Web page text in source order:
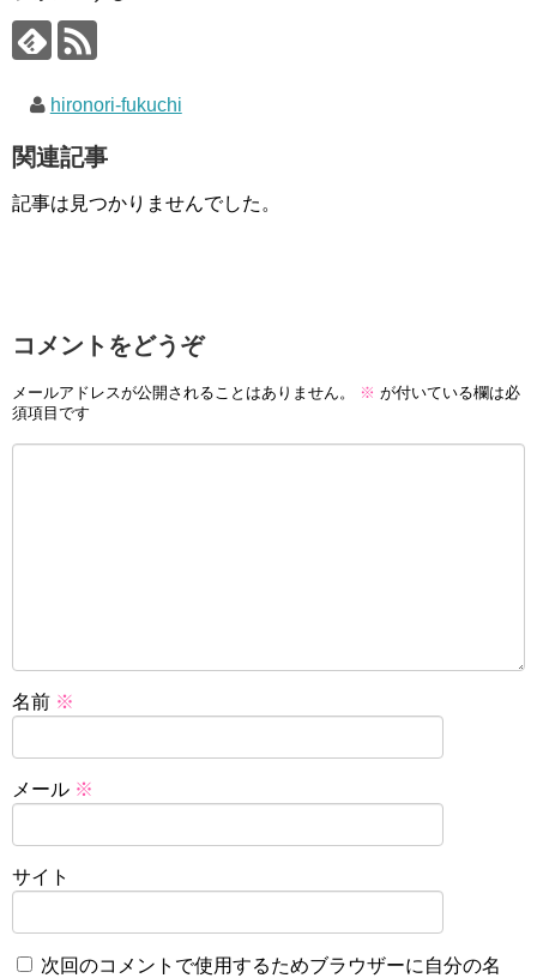
k
hironori-fukuchi
関連記事
記事は見つかりませんでした。
コメントをどうぞ
メールアドレスが公開されることはありません。 ※ が付いている欄は必
須項目です
名前 ※
メール ※
サイト
次回のコメントで使用するためブラウザーに自分の名